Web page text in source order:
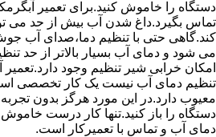
دستگاه را خاموش کنید.برای تعمیر
تماس بگیرد.داغ شدن آب بیش از حد می
کند.گاهی حتی با تنظیم دما،صدای آب
می شود و دمای آب بسیار بالاتر از حد
امکان خرابی شیر تنظیم وجود دارد.تعمیر
تنظیم دمای آب نیست یک کار تخصصی
معیوب دارد.در این مورد هرگز بدون
دستگاه را باز کنید.تنها کار درست
دمای آب و تماس با تعمیرکار است.